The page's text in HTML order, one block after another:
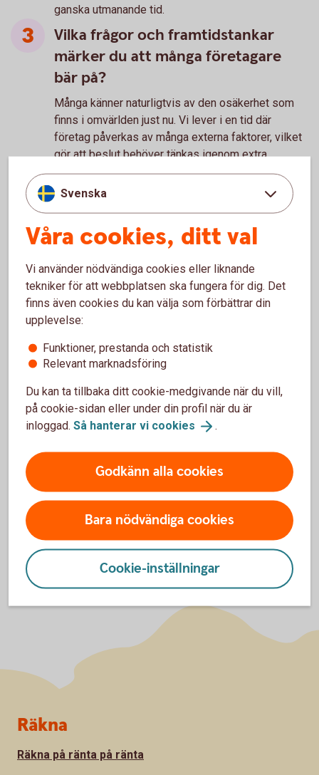
ganska utmanande tid.
Vilka frågor och framtidstankar
märker du att många företagare
bär på?
Många känner naturligtvis av den osäkerhet som
finns i omvärlden just nu. Vi lever i en tid där
företag påverkas av många externa faktorer, vilket
gör att beslut behöver tänkas igenom extra
noggrant. Samtidigt möter jag också många som
blickar framåt och fortsätter våga investera i sina
Vad tycker du gör en lokal bank
viktig i ett lokalt näringsliv?
Det fina med att vara en lokal bank är att vi och våra
kunder vill samma sak – att människor, företag och
hela bygden ska utvecklas och växa. Vi lever och
verkar här tillsammans, och det skapar ett
engagemang som blir väldigt genuint.
Vilken sommartradition ser du själv
till att aldrig missa?
Midsommar i Leksand. Jag är själv uppvuxen där,
så för mig blir det ingen riktig sommar utan en tur
dit!
Svenska
Våra cookies, ditt val
Vi använder nödvändiga cookies eller liknande
tekniker för att webbplatsen ska fungera för dig. Det
finns även cookies du kan välja som förbättrar din
upplevelse:
Funktioner, prestanda och statistik
Relevant marknadsföring
Du kan ta tillbaka ditt cookie-medgivande när du vill,
på cookie-sidan eller under din profil när du är
inloggad. Så hanterar vi cookies .
Godkänn alla cookies
Bara nödvändiga cookies
Cookie-inställningar
Sidfot
Räkna
Räkna på ränta på ränta